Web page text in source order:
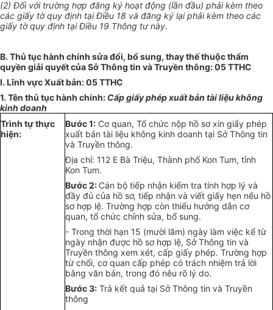
(2) Đối với trường hợp đăng ký hoạt động (lần đầu) phải kèm theo
các giấy tờ quy định tại Điều 18 và đăng ký lại phải kèm theo các
giấy tờ quy định tại Điều 19 Thông tưnày.
B. Thủ tục hành chính sửa đổi, bổ sung, thay thế thuộc thẩm
quyền giải quyết củaSởThông tin và Truyền thông: 05 TTHC
I. Lĩnh vực Xuất bản: 05 TTHC
1. Tên thủ tục hành chính: Cấp giấy phép xuất bản tàiliệu không
kinh doanh
Trình tự thực
hiện:
Bước1: Cơ quan, Tổ chức nộp hồ sơ xin giấy phép
xuất bản tài liệu không kinh doanh tại Sở Thông tin
và Truyền thông.
Địa chỉ: 112 E Bà Triệu, Thành phố Kon Tum, tỉnh
Kon Tum.
Bước 2: Cán bộ tiếp nhận kiểm tra tính hợp lý và
đầy đủ của hồ sơ, tiếp nhận và viết giấy hẹn nếu hồ
sơ hợp lệ. Trường hợp còn thiếu hướng dẫn cơ
quan, tổ chức chỉnh sửa, bổ sung.
- Trong thời hạn 15 (mười lăm) ngày làm việc kể từ
ngày nhận được hồ sơ hợp lệ, SởThông tin và
Truyền thông xem xét, cấp giấy phép. Trường hợp
từ chối, cơquan cấp phép có trách nhiệm trả lời
bằng văn bản, trong đó nêu rõ lý do.
Bước3: Trả kết quả tại Sở Thông tin và Truyền
thông